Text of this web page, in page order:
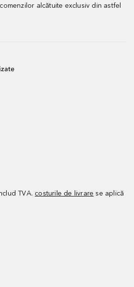
alcătuite exclusiv din astfel
TVA. costurile de livrare se aplică